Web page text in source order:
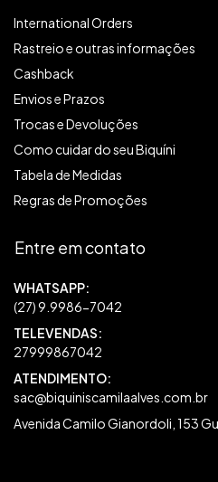
International Orders
Rastreio e outras informações
Cashback
Envios e Prazos
Trocas e Devoluções
Como cuidar do seu Biquíni
Tabela de Medidas
Regras de Promoções
Entre em contato
27999867042
sac@biquiniscamilaalves.com.br
Avenida Camilo Gianordoli, 153